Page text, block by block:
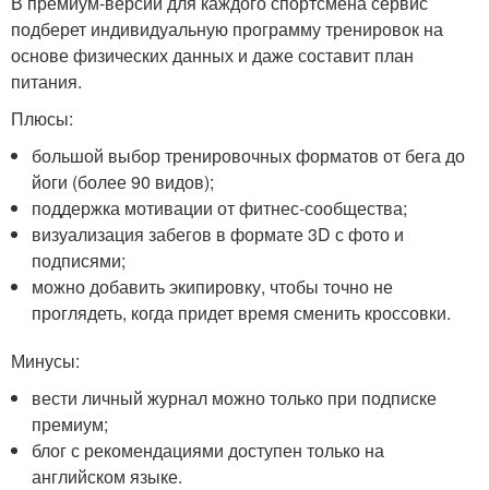
подберет индивидуальную программу тренировок на
основе физических данных и даже составит план
питания.
Плюсы:
большой выбор тренировочных форматов от бега до
йоги (более 90 видов);
поддержка мотивации от фитнес-сообщества;
визуализация забегов в формате 3D с фото и
подписями;
можно добавить экипировку, чтобы точно не
проглядеть, когда придет время сменить кроссовки.
Минусы:
вести личный журнал можно только при подписке
премиум;
блог с рекомендациями доступен только на
английском языке.